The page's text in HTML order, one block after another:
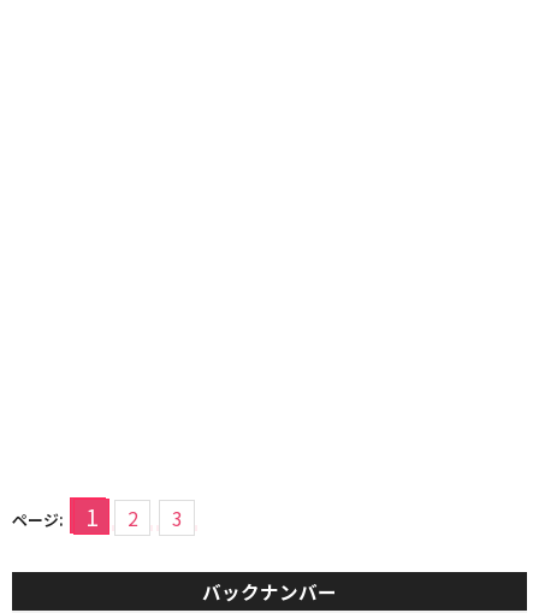
ページ: 1 2 3
バックナンバー